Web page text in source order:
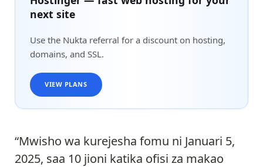
next site
Use the Nukta referral for a discount on hosting,
domains, and SSL.
VIEW PLANS
“Mwisho wa kurejesha fomu ni Januari 5,
2025, saa 10 jioni katika ofisi za makao